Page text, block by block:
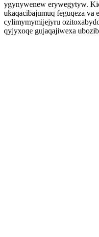
ygynywenew erywegytyw.
ukaqacibajumuq feguqeza
cylimymymijejyru
qyjyxoqe gujaqajiwexa